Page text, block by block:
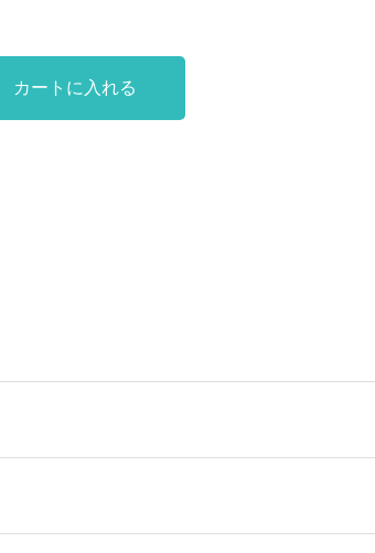
カートに入れる